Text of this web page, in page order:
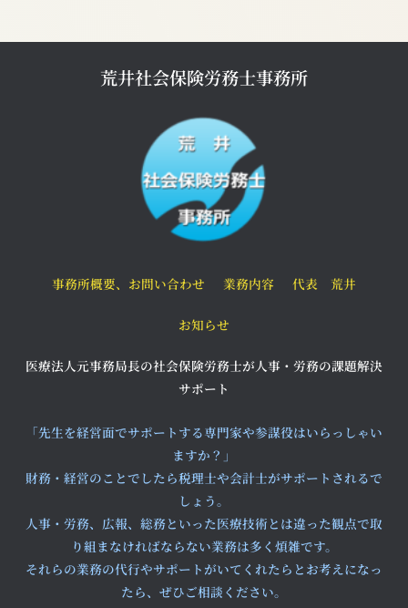
荒井社会保険労務士事務所
事務所概要、お問い合わせ 業務内容 代表 荒井
お知らせ
医療法人元事務局長の社会保険労務士が人事・労務の課題解決
サポート
「先生を経営面でサポートする専門家や参謀役はいらっしゃい
ますか？」
財務・経営のことでしたら税理士や会計士がサポートされるで
しょう。
人事・労務、広報、総務といった医療技術とは違った観点で取
り組まなければならない業務は多く煩雑です。
それらの業務の代行やサポートがいてくれたらとお考えになっ
たら、ぜひご相談ください。